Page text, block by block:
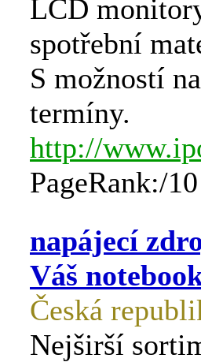
LCD
spotřební
S možností
termíny.
http://
PageRank:/
napájecí
Váš
Česká
Nejširší